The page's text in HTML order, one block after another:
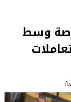
وسط
تعاملات